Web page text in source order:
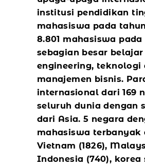
institusi pendidikan
mahasiswa pada
8.801 mahasiswa pada
sebagian besar belajar
engineering, teknologi
manajemen bisnis.
internasional dari 169
seluruh dunia dengan
dari Asia. 5 negara
mahasiswa terbanyak
Vietnam (1826),
Indonesia (740), korea